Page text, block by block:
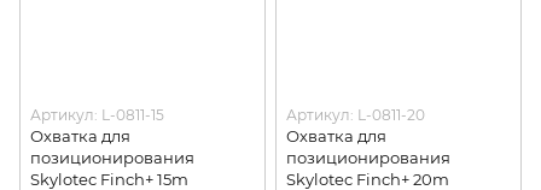
Артикул: L-0811-15
Охватка для
позиционирования
Skylotec Finch+ 15m
Артикул: L-0811-20
Охватка для
позиционирования
Skylotec Finch+ 20m